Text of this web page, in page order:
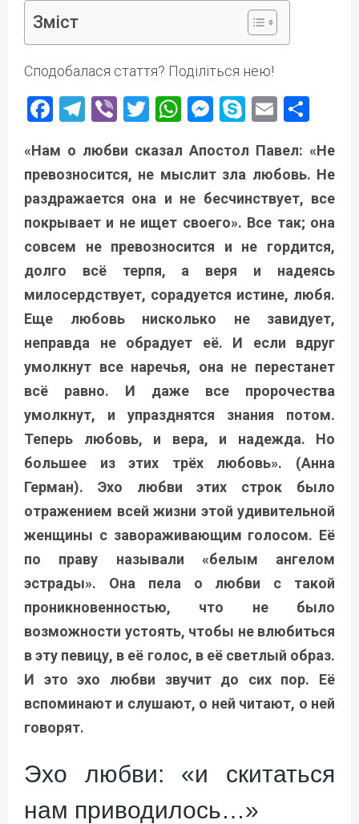
Зміст
Сподобалася стаття? Поділіться нею!
Facebook
Telegram
ViberTwitter
WhatsApp
Messenger
Skype
Email
«Нам о любви сказал Апостол Павел: «Не
превозносится, не мыслит зла любовь. Не
раздражается она и не бесчинствует, все
покрывает и не ищет своего». Все так; она
совсем не превозносится и не гордится,
долго всё терпя, а веря и надеясь
милосердствует, сорадуется истине, любя.
Еще любовь нисколько не завидует,
неправда не обрадует её. И если вдруг
умолкнут все наречья, она не перестанет
всё равно. И даже все пророчества
умолкнут, и упразднятся знания потом.
Теперь любовь, и вера, и надежда. Но
большее из этих трёх любовь». (Анна
Герман). Эхо любви этих строк было
отражением всей жизни этой удивительной
женщины с завораживающим голосом. Её
по праву называли «белым ангелом
эстрады». Она пела о любви с такой
проникновенностью, что не было
возможности устоять, чтобы не влюбиться
в эту певицу, в её голос, в её светлый образ.
И это эхо любви звучит до сих пор. Её
вспоминают и слушают, о ней читают, о ней
говорят.
Эхо любви: «и скитаться
нам приводилось…»